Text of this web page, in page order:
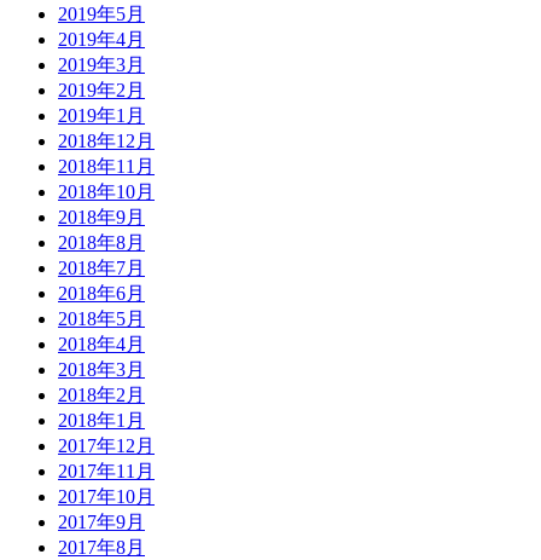
2019年5月
2019年4月
2019年3月
2019年2月
2019年1月
2018年12月
2018年11月
2018年10月
2018年9月
2018年8月
2018年7月
2018年6月
2018年5月
2018年4月
2018年3月
2018年2月
2018年1月
2017年12月
2017年11月
2017年10月
2017年9月
2017年8月